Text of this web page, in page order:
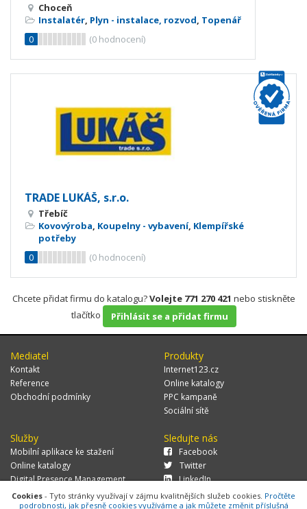
Choceň
Instalatér Plyn - instalace, rozvod Topenář
0
(0 hodnocení)
TRADE LUKÁŠ, s.r.o.
Třebíč
Kovovýroba, Koupelny - vybavení, Klempířské
potřeby
0
(0 hodnocení)
Chcete přidat firmu do katalogu?Volejte 771 270 421 nebo stiskněte
tlačítko
Přihlásit se a přidat firmu
Mediatel
Kontakt
Reference
Obchodní podmínky
Produkty
Internet123.cz
Online katalogy
PPC kampaně
Sociální sítě
Služby
Mobilní aplikace ke stažení
Online katalogy
Digital Presence Management
Více zákazníků
Sledujte nás
Facebook
Twitter
LinkedIn
Cookies - Tyto stránky využívají v zájmu kvalitnějších služeb cookies. Pročtěte
podrobnosti, jak přesně cookies využíváme a jak můžete změnit příslušná